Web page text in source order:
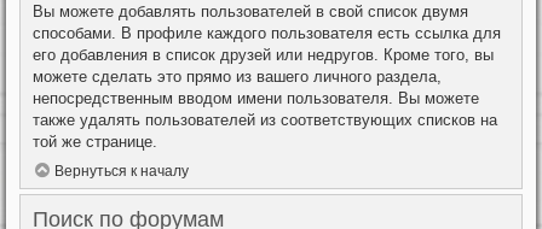
Вы можете добавлять пользователей в свой список двумя
способами. В профиле каждого пользователя есть ссылка для
его добавления в список друзей или недругов. Кроме того, вы
можете сделать это прямо из вашего личного раздела,
непосредственным вводом имени пользователя. Вы можете
также удалять пользователей из соответствующих списков на
той же странице.
Вернуться к началу
Поиск по форумам